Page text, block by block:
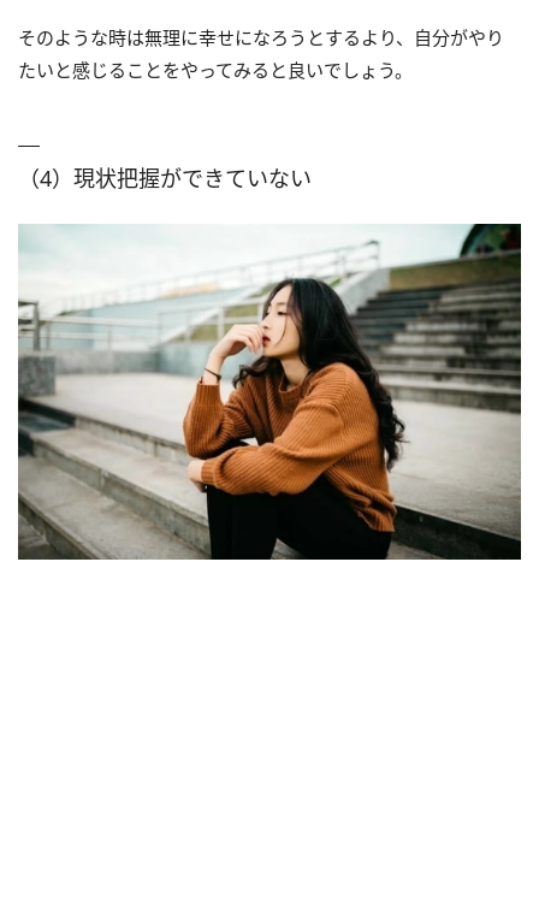
そのような時は無理に幸せになろうとするより、自分がやり
たいと感じることをやってみると良いでしょう。
（4）現状把握ができていない